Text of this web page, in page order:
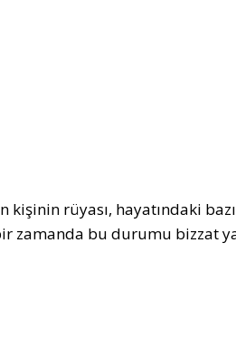
kişinin rüyası, hayatındaki
zamanda bu durumu bizzat